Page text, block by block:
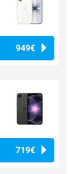
949€
719€